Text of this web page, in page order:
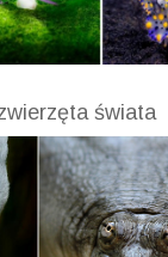
świata